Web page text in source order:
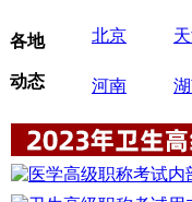
各地
动态
北京
河南